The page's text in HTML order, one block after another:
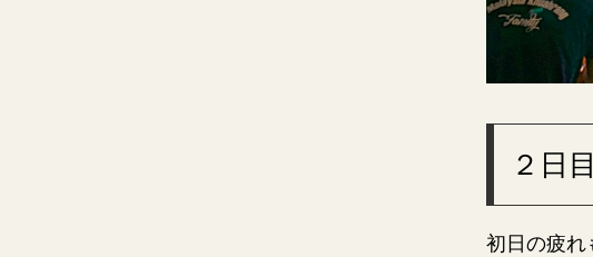
２日
初日の疲れ